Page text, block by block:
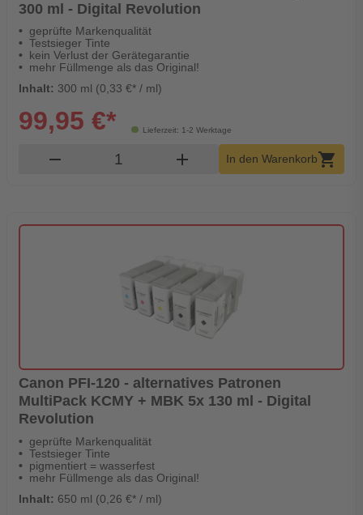
300 ml - Digital Revolution
geprüfte Markenqualität
Testsieger Tinte
kein Verlust der Gerätegarantie
mehr Füllmenge als das Original!
Inhalt: 300 ml (0,33 €* / ml)
Lieferzeit: 1-2 Werktage
99,95 €*
remove Produkt Warenkorb Menge
add In den Warenkorbshopping_cart
Canon PFI-120 - alternatives Patronen
MultiPack KCMY + MBK 5x 130 ml - Digital
Revolution
geprüfte Markenqualität
Testsieger Tinte
pigmentiert = wasserfest
mehr Füllmenge als das Original!
Inhalt: 650 ml (0,26 €* / ml)